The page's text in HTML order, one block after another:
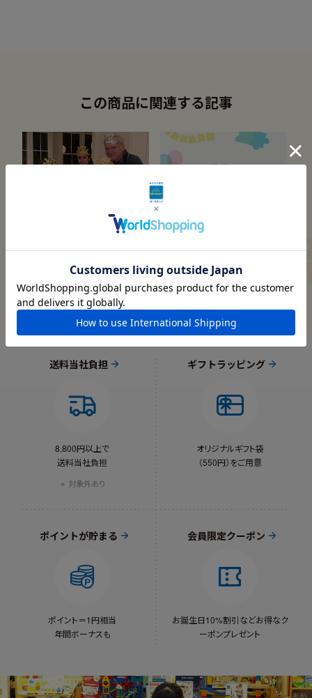
この商品に関連する記事
スタッフのこぼれ話
世界の新年の迎え方
みんなで挑戦
世界のゲーム＆パズル
送料当社負担
8,800円以上で
送料当社負担
対象外あり
ギフトラッピング
オリジナルギフト袋
（550円）をご用意
ポイントが貯まる
ポイント＝1円相当
年間ボーナスも
会員限定クーポン
お誕生日10%割引などお得なク
ーポンプレゼント